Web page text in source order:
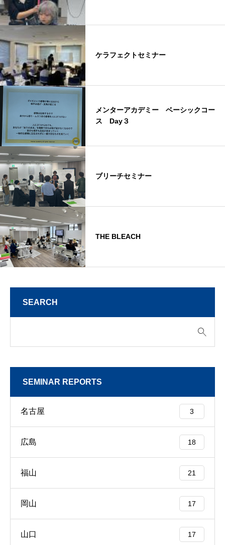
ケラフェクトセミナー
メンターアカデミー ベーシックコー
ス Day３
ブリーチセミナー
THE BLEACH
SEARCH
SEMINAR REPORTS
名古屋 3
広島 18
福山 21
岡山 17
山口 17